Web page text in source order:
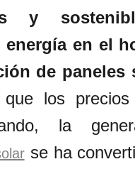
y
energíaen el
de paneles
que los precios
la
se ha